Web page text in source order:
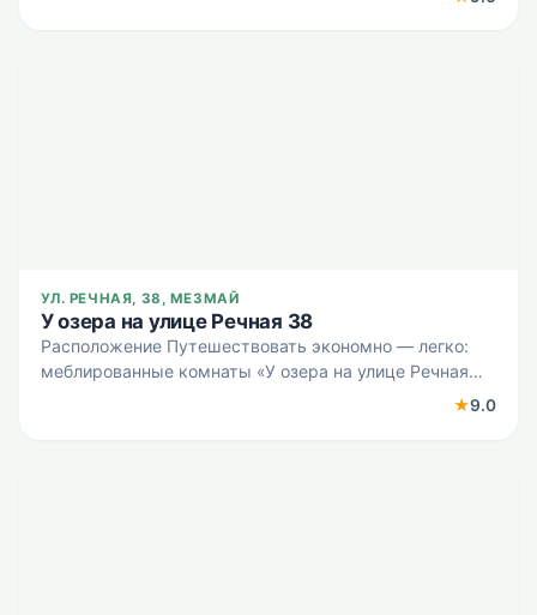
УЛ. РЕЧНАЯ, 38, МЕЗМАЙ
У озера на улице Речная 38
Расположение Путешествовать экономно — легко:
меблированные комнаты «У озера на улице Речная
★9.0